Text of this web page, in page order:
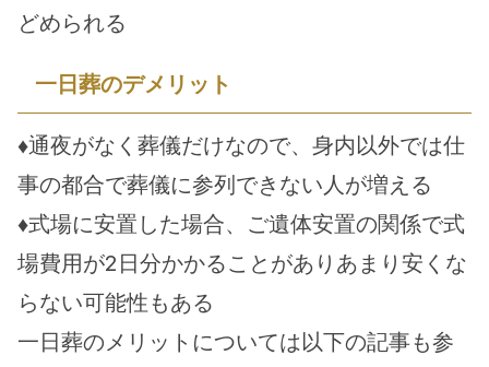
どめられる
一日葬のデメリット
♦通夜がなく葬儀だけなので、身内以外では仕
事の都合で葬儀に参列できない人が増える
♦式場に安置した場合、ご遺体安置の関係で式
場費用が2日分かかることがありあまり安くな
らない可能性もある
一日葬のメリットについては以下の記事も参